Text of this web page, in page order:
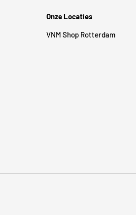
Onze Locaties
VNM Shop Rotterdam